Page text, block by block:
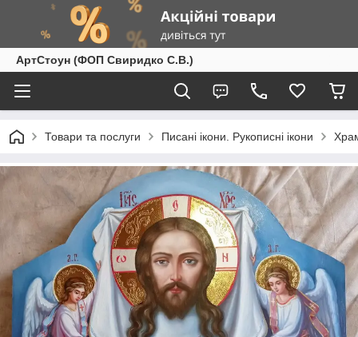
АртСтоун (ФОП Свиридко С.В.)
Товари та послуги Писані ікони. Рукописні ікони